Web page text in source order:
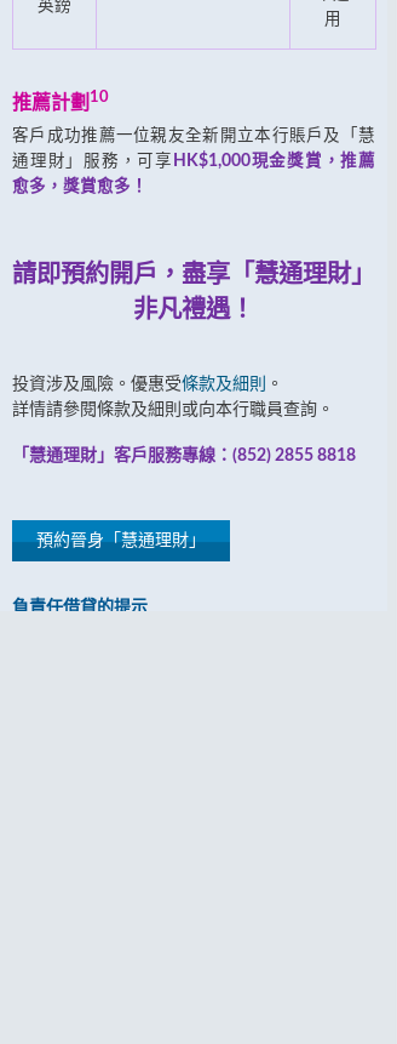
英鎊
用
推薦計劃 10
客戶成功推薦一位親友全新開立本行賬戶及「慧
通理財」服務，可享 HK$1,000現金獎賞，推薦
愈多，獎賞愈多！
請即預約開戶，盡享「慧通理財」
非凡禮遇！
投資涉及風險。優惠受條款及細則
。
詳情請參閱條款及細則或向本行職員查詢。
「慧通理財」客戶服務專線：(852) 2855 8818
預約晉身「慧通理財」
負責任借貸的提示